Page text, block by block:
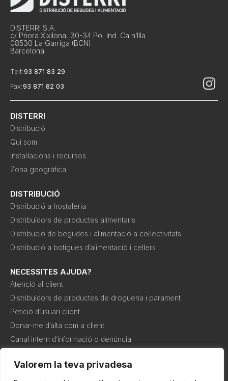
Valorem la teva privadesa
DISTERRI S.A.
c/ Priora Xixilona, 30-34 Po. Ind. Ca n’Illa
08530 La Garriga (BCN)
Barcelona
Telf:93 871 83 29
Fax:93 871 82 03
DISTERRI
Distribució
Qui som
Instal·lacions i recursos
Zona geogràfica
DISTRIBUCIÓ
Distribució a hostaleria
Distribuïdors de productes alimentaris
Distribució de begudes i alimentació a col·lectivitats
Distribució a botigues d’alimentació i cellers
NECESSITES AJUDA?
Atenció al client
Distribuïdors de productes de drogueria i parament
Petició d’usuari client
Donar-me d’alta com a client
Canal intern d’informació o denúncia
Política de